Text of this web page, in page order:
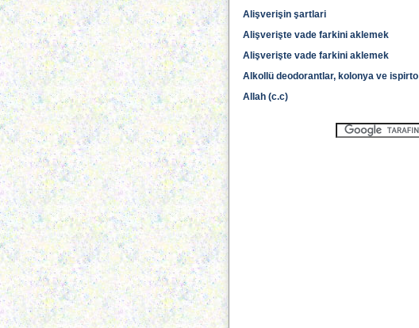
Alişverişin şartlari
Alişverişte vade farkini aklemek
Alişverişte vade farkini aklemek
Alkollü deodorantlar, kolonya ve ispirto
Allah (c.c)